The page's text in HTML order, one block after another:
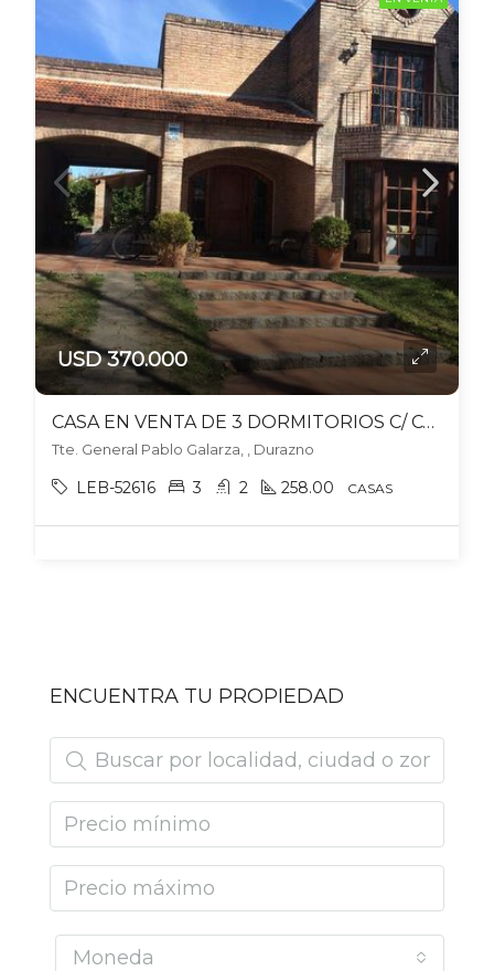
USD 370.000
CASA EN VENTA DE 3 DORMITORIOS C/ COCHERA EN DURAZNO
Tte. General Pablo Galarza, , Durazno
LEB-52616 3 2 258.00 CASAS
ENCUENTRA TU PROPIEDAD
Moneda